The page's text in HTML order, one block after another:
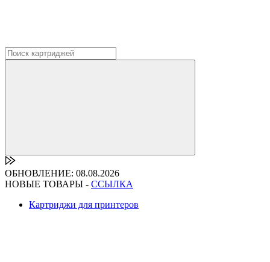
ОБНОВЛЕНИЕ: 08.08.2026
НОВЫЕ ТОВАРЫ - ССЫЛКА
Картриджи для принтеров